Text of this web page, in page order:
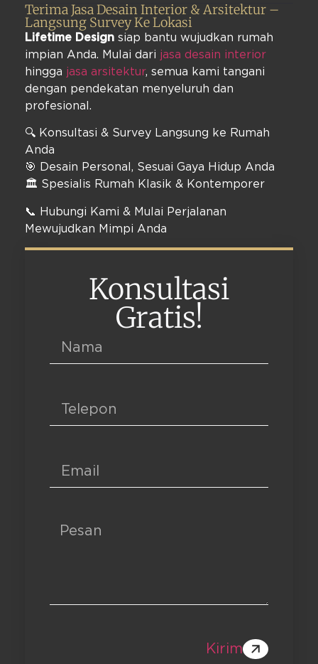
Terima Jasa Desain Interior & Arsitektur –
Langsung Survey Ke Lokasi
Lifetime Design siap bantu wujudkan rumah
impian Anda. Mulai dari jasa desain interior
hingga jasa arsitektur, semua kami tangani
dengan pendekatan menyeluruh dan
profesional.
🔍 Konsultasi & Survey Langsung ke Rumah
Anda
🎯 Desain Personal, Sesuai Gaya Hidup Anda
🏛️ Spesialis Rumah Klasik & Kontemporer
📞 Hubungi Kami & Mulai Perjalanan
Mewujudkan Mimpi Anda
Konsultasi
Gratis!
Kirim